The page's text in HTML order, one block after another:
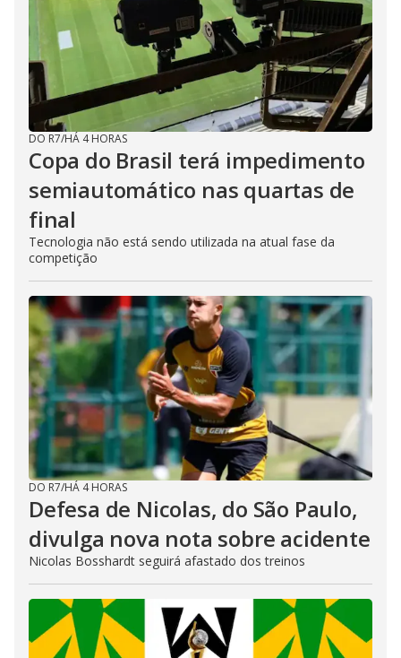
DO R7/HÁ 4 HORAS
Copa do Brasil terá impedimento
semiautomático nas quartas de
final
Tecnologia não está sendo utilizada na atual fase da
competição
DO R7/HÁ 4 HORAS
Defesa de Nicolas, do São Paulo,
divulga nova nota sobre acidente
Nicolas Bosshardt seguirá afastado dos treinos